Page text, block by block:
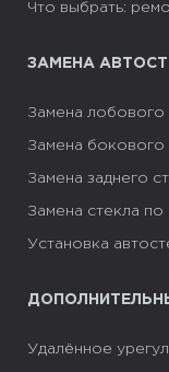
Пн-Пт
Маршрут
г.
Пн-Пт
Что выбрать:
ЗАМЕНА
Замена лобового
Замена бокового
Замена заднего
Замена стекла
Установка
Удалённое